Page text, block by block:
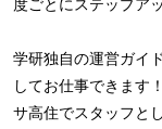
度ごとにステップア
学研独自の運営ガイ
してお仕事できます！
サ高住でスタッフと